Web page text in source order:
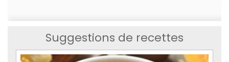
Suggestions de recettes